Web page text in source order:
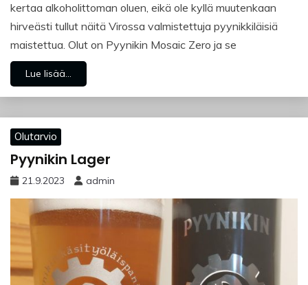
kertaa alkoholittoman oluen, eikä ole kyllä muutenkaan
hirveästi tullut näitä Virossa valmistettuja pyynikkiläisiä
maistettua. Olut on Pyynikin Mosaic Zero ja se
Lue lisää...
Olutarvio
Pyynikin Lager
21.9.2023 admin